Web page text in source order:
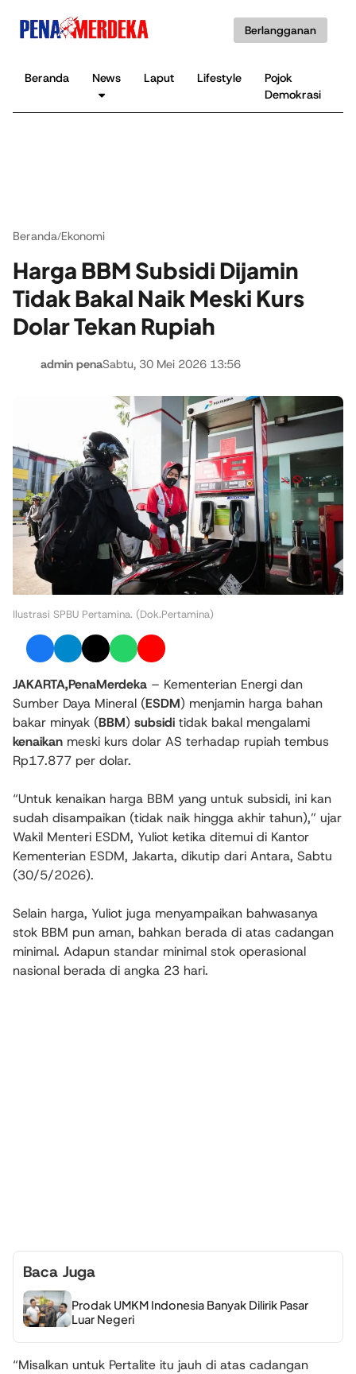
Berlangganan
Beranda News Laput Lifestyle
Pojok
Demokrasi
Beranda/Ekonomi
Harga BBM Subsidi Dijamin
Tidak Bakal Naik Meski Kurs
Dolar Tekan Rupiah
admin penaSabtu, 30 Mei 2026 13:56
Ilustrasi SPBU Pertamina. (Dok.Pertamina)
JAKARTA,PenaMerdeka – Kementerian Energi dan
Sumber Daya Mineral (ESDM) menjamin harga bahan
bakar minyak (BBM) subsidi tidak bakal mengalami
kenaikan meski kurs dolar AS terhadap rupiah tembus
Rp17.877 per dolar.
“Untuk kenaikan harga BBM yang untuk subsidi, ini kan
sudah disampaikan (tidak naik hingga akhir tahun),” ujar
Wakil Menteri ESDM, Yuliot ketika ditemui di Kantor
Kementerian ESDM, Jakarta, dikutip dari Antara, Sabtu
(30/5/2026).
Selain harga, Yuliot juga menyampaikan bahwasanya
stok BBM pun aman, bahkan berada di atas cadangan
minimal. Adapun standar minimal stok operasional
nasional berada di angka 23 hari.
Baca Juga
Prodak UMKM Indonesia Banyak Dilirik Pasar
Luar Negeri
“Misalkan untuk Pertalite itu jauh di atas cadangan